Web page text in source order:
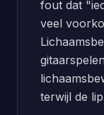
fout dat
veel
terwijl de